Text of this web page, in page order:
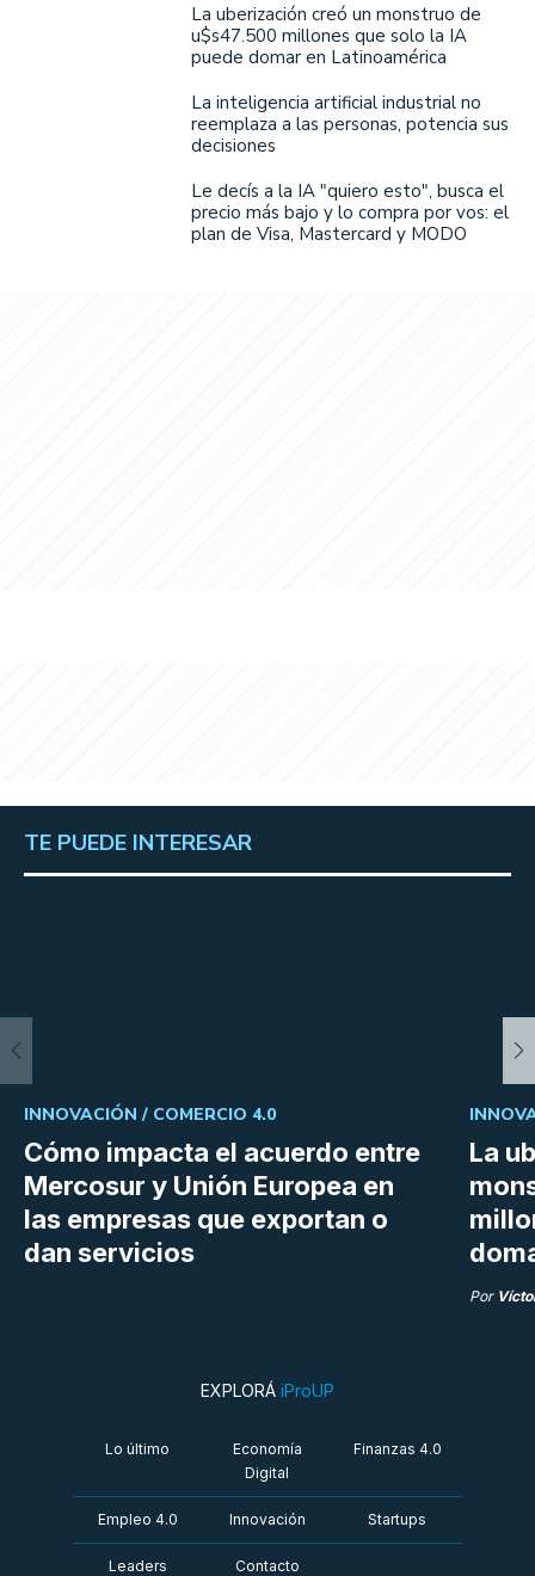
La uberización creó un monstruo de
u$s47.500 millones que solo la IA
puede domar en Latinoamérica
La inteligencia artificial industrial no
reemplaza a las personas, potencia sus
decisiones
Le decís a la IA "quiero esto", busca el
precio más bajo y lo compra por vos: el
plan de Visa, Mastercard y MODO
TE PUEDE INTERESAR
Cómo impacta el acuerdo entre
Mercosur y Unión Europea en
las empresas que exportan o
dan servicios
INNOVACIÓN / COMERCIO 4.0
La
Por
EXPLORÁ iProUP
Lo último
Economía
Digital
Finanzas 4.0
Empleo 4.0 Innovación Startups
Leaders Contacto